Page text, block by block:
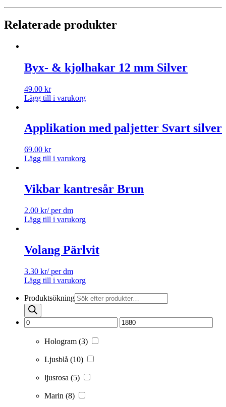
Relaterade produkter
Byx- & kjolhakar 12 mm Silver
49.00 kr
Lägg till i varukorg
Applikation med paljetter Svart silver
69.00 kr
Lägg till i varukorg
Vikbar kantresår Brun
2.00 kr/ per dm
Lägg till i varukorg
Volang Pärlvit
3.30 kr/ per dm
Lägg till i varukorg
Produktsökning
Hologram (3)
Ljusblå (10)
ljusrosa (5)
Marin (8)